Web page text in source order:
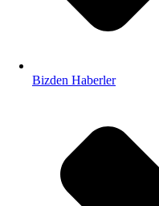
Bizden Haberler